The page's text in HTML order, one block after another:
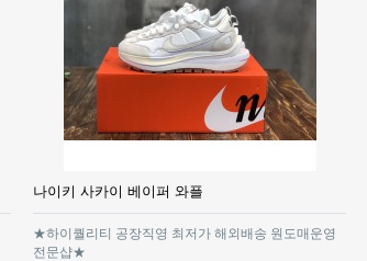
나이키 사카이 베이퍼 와플
★하이퀄리티 공장직영 최저가 해외배송 원도매운영
전문샵★